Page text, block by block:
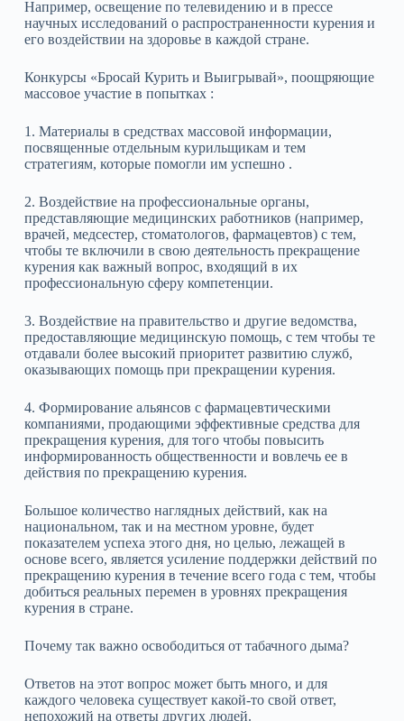
Например, освещение по телевидению и в прессе
научных исследований о распространенности курения и
его воздействии на здоровье в каждой стране.
Конкурсы «Бросай Курить и Выигрывай», поощряющие
массовое участие в попытках :
1. Материалы в средствах массовой информации,
посвященные отдельным курильщикам и тем
стратегиям, которые помогли им успешно .
2. Воздействие на профессиональные органы,
представляющие медицинских работников (например,
врачей, медсестер, стоматологов, фармацевтов) с тем,
чтобы те включили в свою деятельность прекращение
курения как важный вопрос, входящий в их
профессиональную сферу компетенции.
3. Воздействие на правительство и другие ведомства,
предоставляющие медицинскую помощь, с тем чтобы те
отдавали более высокий приоритет развитию служб,
оказывающих помощь при прекращении курения.
4. Формирование альянсов с фармацевтическими
компаниями, продающими эффективные средства для
прекращения курения, для того чтобы повысить
информированность общественности и вовлечь ее в
действия по прекращению курения.
Большое количество наглядных действий, как на
национальном, так и на местном уровне, будет
показателем успеха этого дня, но целью, лежащей в
основе всего, является усиление поддержки действий по
прекращению курения в течение всего года с тем, чтобы
добиться реальных перемен в уровнях прекращения
курения в стране.
Почему так важно освободиться от табачного дыма?
Ответов на этот вопрос может быть много, и для
каждого человека существует какой‑то свой ответ,
непохожий на ответы других людей.